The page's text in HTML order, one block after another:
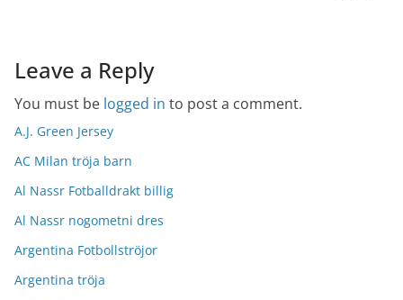
Leave a Reply
You must be logged in to post a comment.
A.J. Green Jersey
AC Milan tröja barn
Al Nassr Fotballdrakt billig
Al Nassr nogometni dres
Argentina Fotbollströjor
Argentina tröja